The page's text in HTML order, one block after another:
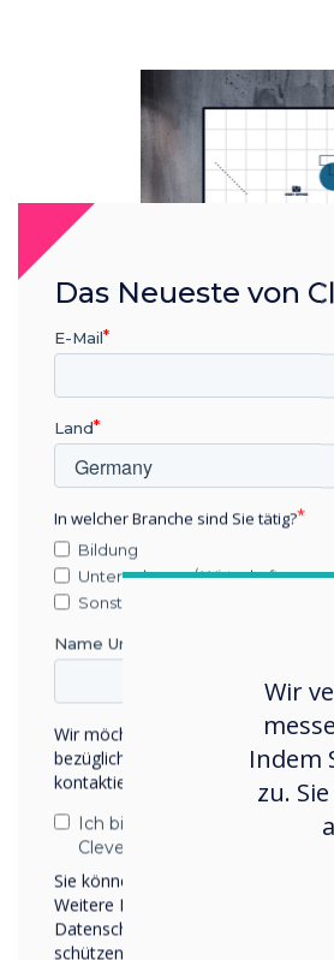
Wir
Indem
zu.
Das Neueste von
E-Mail
Land
In welcher Branche sind Sie tätig?
Bildung
Unternehmen / Wirtschaft
Sonstiges
Name Unternehmen/Einrichtung
Wir möchten Sie gerne per E-Mail,
bezüglich unserer Produkte und
kontaktieren.
Ich bin damit einverstanden,
Clevertouch zu erhalten.
Sie können diese
Weitere Informationen zum
Datenschutzverfahren und dazu,
schützen und respektieren, finden